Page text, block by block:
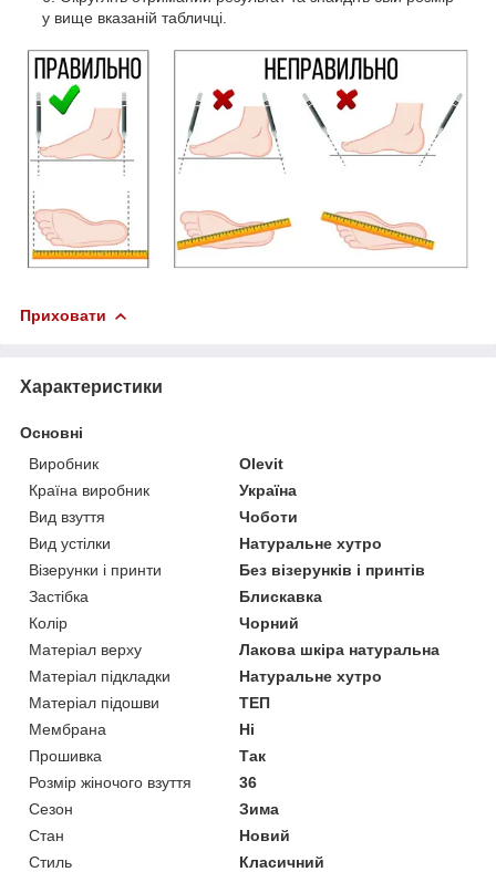
у вище вказаній табличці.
Приховати
Характеристики
Основні
Виробник
Olevit
Країна виробник
Україна
Вид взуття
Чоботи
Вид устілки
Натуральне хутро
Візерунки і принти
Без візерунків і принтів
Застібка
Блискавка
Колір
Чорний
Матеріал верху
Лакова шкіра натуральна
Матеріал підкладки
Натуральне хутро
Матеріал підошви
ТЕП
Мембрана
Ні
Прошивка
Так
Розмір жіночого взуття
36
Сезон
Зима
Стан
Новий
Стиль
Класичний